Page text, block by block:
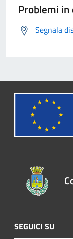
Problemi
Segnala
SEGUICI SU